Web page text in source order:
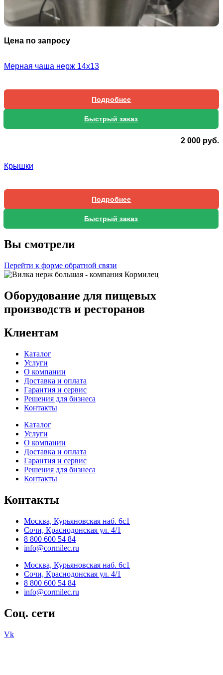
Цена по запросу
Мерная чаша нерж 14х13
Подробнее
Быстрый заказ
2 000 руб.
Крышки
Подробнее
Быстрый заказ
Вы смотрели
Перейти к форме обратной связи
Оборудование для пищевых
производств и ресторанов
Клиентам
Каталог
Услуги
О компании
Доставка и оплата
Гарантия и сервис
Решения для бизнеса
Контакты
Каталог
Услуги
О компании
Доставка и оплата
Гарантия и сервис
Решения для бизнеса
Контакты
Контакты
Москва, Курьяновская наб. 6с1
Сочи, Краснодонская ул. 4/1
8 800 600 54 84
info@cormilec.ru
Москва, Курьяновская наб. 6с1
Сочи, Краснодонская ул. 4/1
8 800 600 54 84
info@cormilec.ru
Соц. сети
Vk